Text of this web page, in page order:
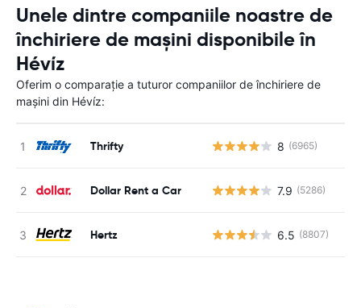
Unele dintre companiile noastre de
închiriere de mașini disponibile în
Hévíz
Oferim o comparație a tuturor companiilor de închiriere de
mașini din Hévíz:
Thrifty 8 (6965)
Dollar Rent a Car 7.9 (5286)
Hertz 6.5 (8807)